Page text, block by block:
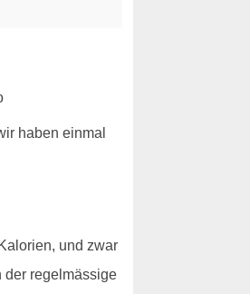
haben einmal
und zwar
der regelmässige